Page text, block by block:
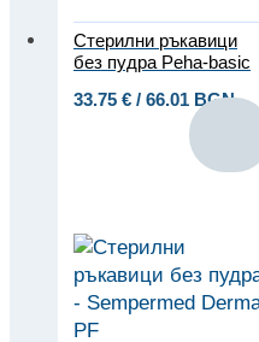
Стерилни ръкавици
без пудра Peha-basic
33.75 € / 66.01 BGN